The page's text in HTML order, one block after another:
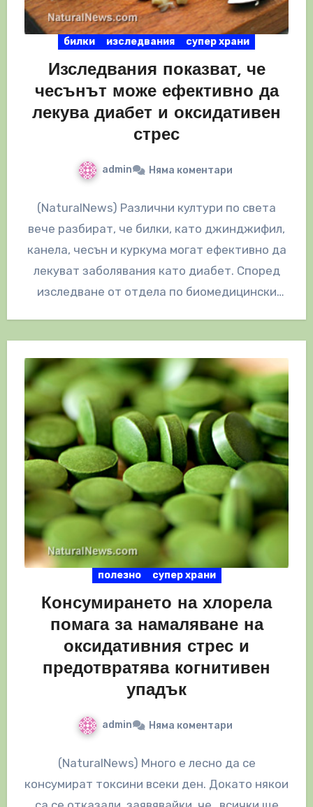
билки изследвания супер храни
Изследвания показват, че
чесънът може ефективно да
лекува диабет и оксидативен
стрес
admin Няма коментари
(NaturalNews) Различни култури по света
вече разбират, че билки, като джинджифил,
канела, чесън и куркума могат ефективно да
лекуват заболявания като диабет. Според
изследване от отдела по биомедицински
полезно супер храни
Консумирането на хлорела
помага за намаляване на
оксидативния стрес и
предотвратява когнитивен
упадък
admin Няма коментари
(NaturalNews) Много е лесно да се
консумират токсини всеки ден. Докато някои